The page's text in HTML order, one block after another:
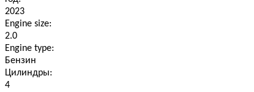
2023
Engine size:
2.0
Engine type:
Бензин
Цилиндры:
4